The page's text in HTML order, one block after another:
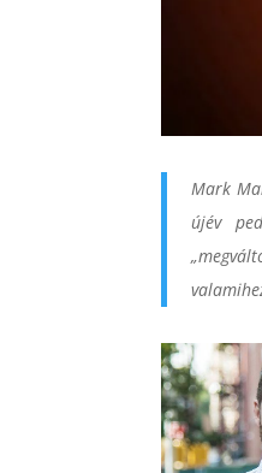
Mark
újév